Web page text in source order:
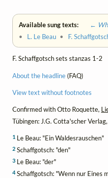
Available sung texts:
←
• L. Le Beau • F.
F. Schaffgotsch sets stanzas 1-2
About the headline(FAQ)
View text without footnotes
Confirmed with Otto Roquette,
Tübingen: J.G. Cotta'scher
1 Le Beau: "Ein Waldesrauschen"
2 Schaffgotsch: "den"
3 Le Beau: "der"
4Schaffgotsch: "Wenn nur Eines